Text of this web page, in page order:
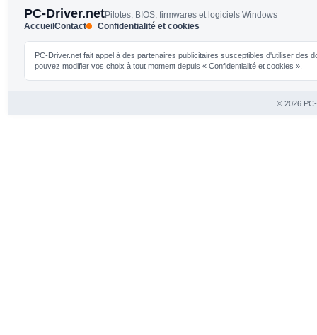
PC-Driver.netPilotes, BIOS, firmwares et logiciels Windows
AccueilContact Confidentialité et cookies
PC-Driver.net fait appel à des partenaires publicitaires susceptibles d'utiliser
pouvez modifier vos choix à tout moment depuis « Confidentialité et cookies ».
© 2026